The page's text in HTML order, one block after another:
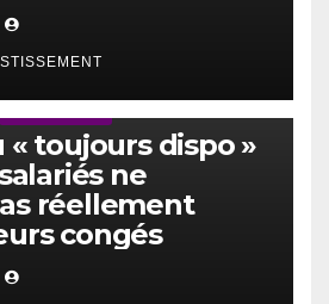
toujours dispo »
ne
réellement
congés